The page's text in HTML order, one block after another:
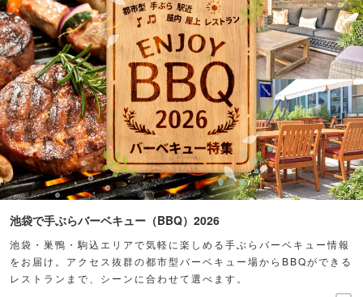
池袋で手ぶらバーベキュー（BBQ）2026
池袋・巣鴨・駒込エリアで気軽に楽しめる手ぶらバーベキュー情報
をお届け。アクセス抜群の都市型バーベキュー場からBBQができる
レストランまで、シーンに合わせて選べます。